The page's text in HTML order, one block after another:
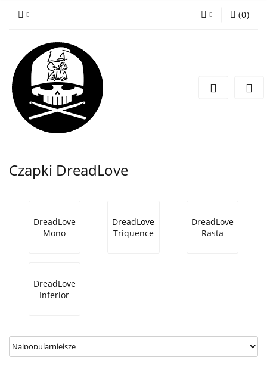
Wyślij wiadomość
(0)
Czapki DreadLove
DreadLove
Mono
DreadLove
Triquence
DreadLove
Rasta
DreadLove
Inferior